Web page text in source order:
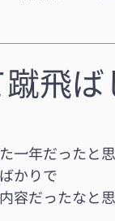
飛ば
一年だったと思
かりで
容だったなと思